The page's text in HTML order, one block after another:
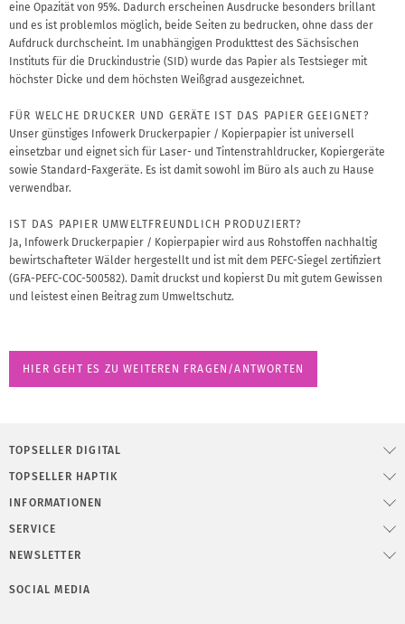
eine Opazität von 95%. Dadurch erscheinen Ausdrucke besonders brillant
und es ist problemlos möglich, beide Seiten zu bedrucken, ohne dass der
Aufdruck durchscheint. Im unabhängigen Produkttest des Sächsischen
Instituts für die Druckindustrie (SID) wurde das Papier als Testsieger mit
höchster Dicke und dem höchsten Weißgrad ausgezeichnet.
FÜR WELCHE DRUCKER UND GERÄTE IST DAS PAPIER GEEIGNET?
Unser günstiges Infowerk Druckerpapier / Kopierpapier ist universell
einsetzbar und eignet sich für Laser- und Tintenstrahldrucker, Kopiergeräte
sowie Standard-Faxgeräte. Es ist damit sowohl im Büro als auch zu Hause
verwendbar.
IST DAS PAPIER UMWELTFREUNDLICH PRODUZIERT?
Ja, Infowerk Druckerpapier / Kopierpapier wird aus Rohstoffen nachhaltig
bewirtschafteter Wälder hergestellt und ist mit dem PEFC-Siegel zertifiziert
(GFA-PEFC-COC-500582). Damit druckst und kopierst Du mit gutem Gewissen
und leistest einen Beitrag zum Umweltschutz.
HIER GEHT ES ZU WEITEREN FRAGEN/ANTWORTEN
TOPSELLER DIGITAL
TOPSELLER HAPTIK
INFORMATIONEN
SERVICE
NEWSLETTER
SOCIAL MEDIA